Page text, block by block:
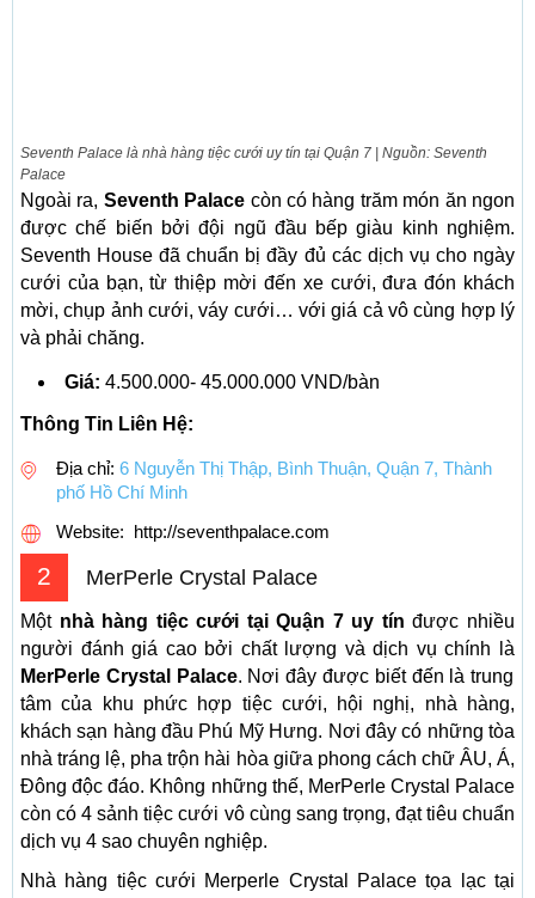
Seventh Palace là nhà hàng tiệc cưới uy tín tại Quận 7 | Nguồn: Seventh
Palace
Ngoài ra, Seventh Palace còn có hàng trăm món ăn ngon
được chế biến bởi đội ngũ đầu bếp giàu kinh nghiệm.
Seventh House đã chuẩn bị đầy đủ các dịch vụ cho ngày
cưới của bạn, từ thiệp mời đến xe cưới, đưa đón khách
mời, chụp ảnh cưới, váy cưới… với giá cả vô cùng hợp lý
và phải chăng.
Giá: 4.500.000- 45.000.000 VND/bàn
Thông Tin Liên Hệ:
Địa chỉ: 6 Nguyễn Thị Thập, Bình Thuận, Quận 7, Thành
phố Hồ Chí Minh
Website: http://seventhpalace.com
2 MerPerle Crystal Palace
Mộtnhà hàng tiệc cưới tại Quận 7 uy tín được nhiều
người đánh giá cao bởi chất lượng và dịch vụ chính là
MerPerle Crystal Palace. Nơi đây được biết đến là trung
tâm của khu phức hợp tiệc cưới, hội nghị, nhà hàng,
khách sạn hàng đầu Phú Mỹ Hưng. Nơi đây có những tòa
nhà tráng lệ, pha trộn hài hòa giữa phong cách chữ ÂU, Á,
Đông độc đáo. Không những thế, MerPerle Crystal Palace
còn có 4 sảnh tiệc cưới vô cùng sang trọng, đạt tiêu chuẩn
dịch vụ 4 sao chuyên nghiệp.
Nhà hàng tiệc cưới Merperle Crystal Palace tọa lạc tại